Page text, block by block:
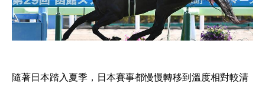
隨著日本踏入夏季，日本賽事都慢慢轉移到溫度相對較清